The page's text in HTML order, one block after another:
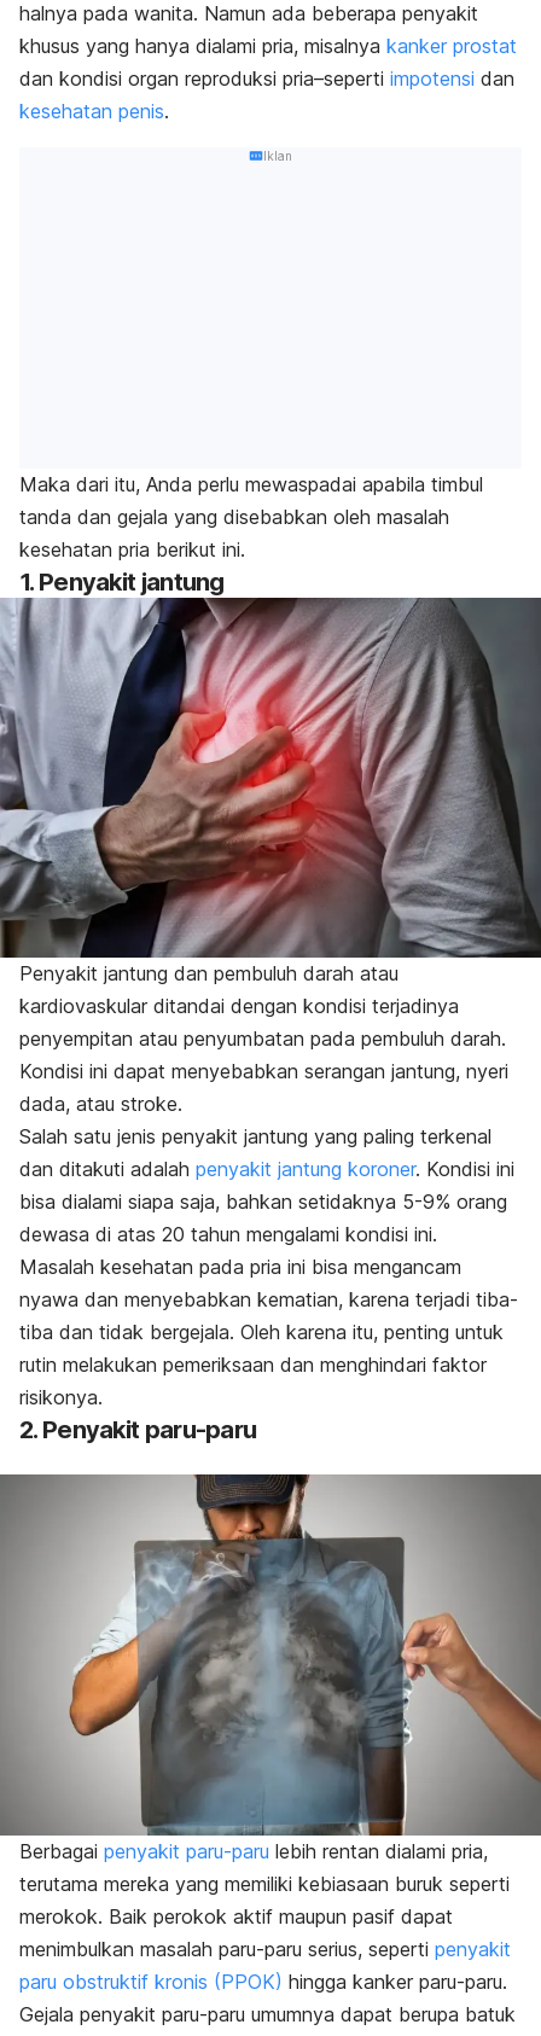
halnya pada wanita. Namun ada beberapa penyakit
khusus yang hanya dialami pria, misalnya kanker prostat
dan kondisi organ reproduksi pria–seperti impotensi dan
kesehatan penis.
Iklan
Maka dari itu, Anda perlu mewaspadai apabila timbul
tanda dan gejala yang disebabkan oleh masalah
kesehatan pria berikut ini.
1. Penyakit jantung
Penyakit jantung dan pembuluh darah atau
kardiovaskular ditandai dengan kondisi terjadinya
penyempitan atau penyumbatan pada pembuluh darah.
Kondisi ini dapat menyebabkan serangan jantung, nyeri
dada, atau stroke.
Salah satu jenis penyakit jantung yang paling terkenal
dan ditakuti adalah penyakit jantung koroner. Kondisi ini
bisa dialami siapa saja, bahkan setidaknya 5-9% orang
dewasa di atas 20 tahun mengalami kondisi ini.
Masalah kesehatan pada pria ini bisa mengancam
nyawa dan menyebabkan kematian, karena terjadi tiba-
tiba dan tidak bergejala. Oleh karena itu, penting untuk
rutin melakukan pemeriksaan dan menghindari faktor
risikonya.
2. Penyakit paru-paru
Berbagai penyakit paru-paru lebih rentan dialami pria,
terutama mereka yang memiliki kebiasaan buruk seperti
merokok. Baik perokok aktif maupun pasif dapat
menimbulkan masalah paru-paru serius, seperti penyakit
paru obstruktif kronis (PPOK) hingga kanker paru-paru.
Gejala penyakit paru-paru umumnya dapat berupa batuk